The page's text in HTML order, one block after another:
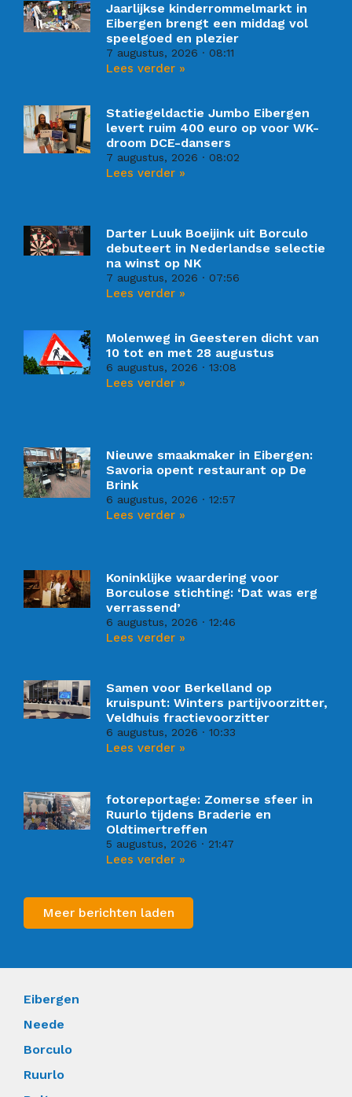
Jaarlijkse kinderrommelmarkt in
Eibergen brengt een middag vol
speelgoed en plezier
7 augustus, 2026 08:11
Lees verder »
Statiegeldactie Jumbo Eibergen
levert ruim 400 euro op voor WK-
droom DCE-dansers
7 augustus, 2026 08:02
Lees verder »
Darter Luuk Boeijink uit Borculo
debuteert in Nederlandse selectie
na winst op NK
7 augustus, 2026 07:56
Lees verder »
Molenweg in Geesteren dicht van
10 tot en met 28 augustus
6 augustus, 2026 13:08
Lees verder »
Nieuwe smaakmaker in Eibergen:
Savoria opent restaurant op De
Brink
6 augustus, 2026 12:57
Lees verder »
Koninklijke waardering voor
Borculose stichting: ‘Dat was erg
verrassend’
6 augustus, 2026 12:46
Lees verder »
Samen voor Berkelland op
kruispunt: Winters partijvoorzitter,
Veldhuis fractievoorzitter
6 augustus, 2026 10:33
Lees verder »
fotoreportage: Zomerse sfeer in
Ruurlo tijdens Braderie en
Oldtimertreffen
5 augustus, 2026 21:47
Lees verder »
Meer berichten laden
Eibergen
Neede
Borculo
Ruurlo